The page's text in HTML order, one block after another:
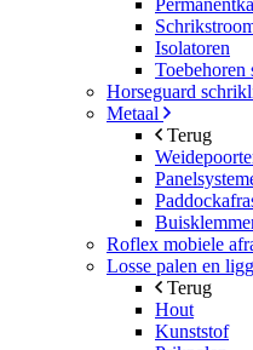
Isolatoren
Toebehoren
Horseguard
Metaal
Terug
Roflex mobiele
Losse palen en
Terug
Hout
Kunststof